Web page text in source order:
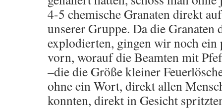
4-5 chemische Granaten direkt
unserer Gruppe. Da die Granaten
explodierten, gingen wir noch ein
vorn, worauf die Beamten mit
–die die Größe kleiner
ohne ein Wort, direkt allen
konnten, direkt in Gesicht